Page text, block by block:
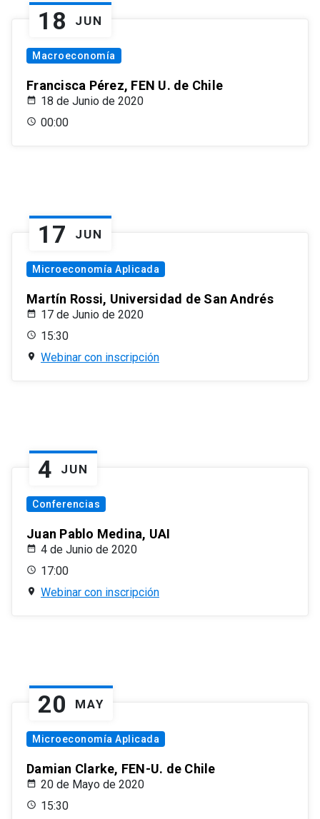
18 JUN
Macroeconomía
Francisca Pérez, FEN U. de Chile
18 de Junio de 2020
00:00
17 JUN
Microeconomía Aplicada
Martín Rossi, Universidad de San Andrés
17 de Junio de 2020
15:30
Webinar con inscripción
4 JUN
Conferencias
Juan Pablo Medina, UAI
4 de Junio de 2020
17:00
Webinar con inscripción
20 MAY
Microeconomía Aplicada
Damian Clarke, FEN-U. de Chile
20 de Mayo de 2020
15:30